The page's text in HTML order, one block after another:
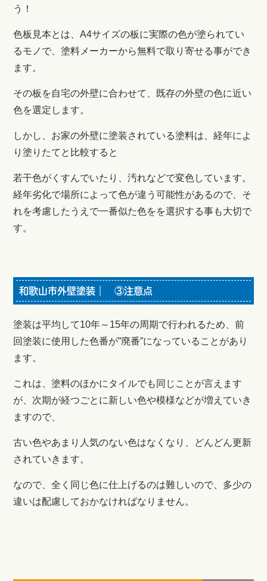
う！
色板見本とは、A4サイズの板に実際の色が塗られてい
るモノで、塗料メーカーから無料で取り寄せる事ができ
ます。
その板を自宅の外壁に合わせて、既存の外壁の色に近い
色を選定します。
しかし、お家の外壁に塗装されている塗料は、経年によ
り塗りたてと比較すると
若干色がくすんでいたり、汚れなどで変色しています。
経年劣化で場所によって色が違う可能性があるので、そ
れを考慮したうえで一番似た色をを選択する事も大切で
す。
和歌山市外壁塗装｜ ③注意点
塗装は平均して10年～15年の周期で行われるため、前
回塗装に使用した色番が”廃番”になっていることがあり
ます。
これは、塗料のほかにタイルでも同じことが言えます
が、次期が経つごとに新しい色や模様などが増えていき
ますので、
古い色やあまり人気のない色はなくなり、どんどん更新
されていきます。
なので、全く同じ色に仕上げるのは難しいので、多少の
違いは配慮しておかなければなりません。